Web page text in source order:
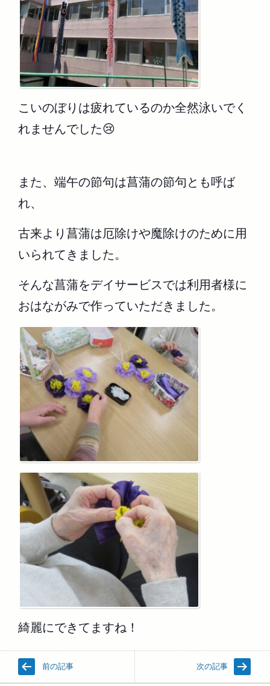
こいのぼりは疲れているのか全然泳いでく
れませんでした😢
また、端午の節句は菖蒲の節句とも呼ば
れ、
古来より菖蒲は厄除けや魔除けのために用
いられてきました。
そんな菖蒲をデイサービスでは利用者様に
おはながみで作っていただきました。
綺麗にできてますね！
前の記事 次の記事